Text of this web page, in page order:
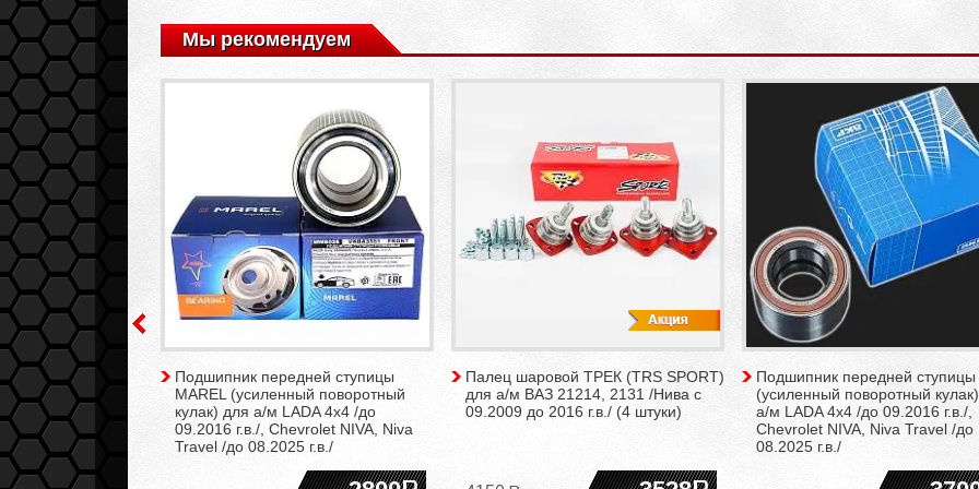
Мы рекомендуем
верхний/
NIVA,
нижний для а/м
до 2016 г.в./ (1
Подшипник передней ступицы
MAREL (усиленный поворотный
кулак) для а/м LADA 4x4 /до
09.2016 г.в./, Chevrolet NIVA, Niva
Travel /до 08.2025 г.в./
Палец шаровой ТРЕК (TRS SPORT)
для а/м ВАЗ 21214, 2131 /Нива с
09.2009 до 2016 г.в./ (4 штуки)
Подшипник передней ступицы
(усиленный поворотный
а/м LADA 4x4 /до 09.2016 г.в./,
Chevrolet NIVA, Niva Travel /до
08.2025 г.в./